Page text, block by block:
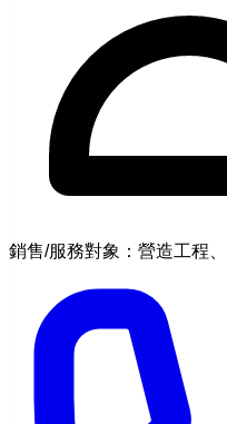
銷售/服務對象：營造工程